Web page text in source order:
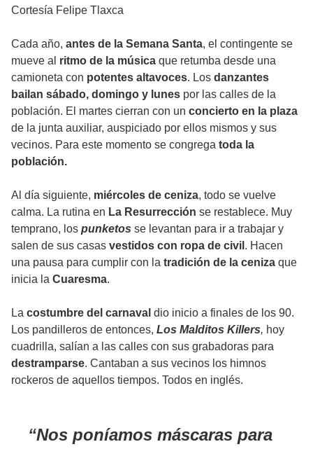
Cortesía Felipe Tlaxca
Cada año, antes de la Semana Santa, el contingente se
mueve al ritmo de la música que retumba desde una
camioneta con potentes altavoces. Los danzantes
bailan sábado, domingo y lunes por las calles de la
población. El martes cierran con un concierto en la plaza
de la junta auxiliar, auspiciado por ellos mismos y sus
vecinos. Para este momento se congrega toda la
población.
Al día siguiente, miércoles de ceniza, todo se vuelve
calma. La rutina en La Resurrección se restablece. Muy
temprano, los punketos se levantan para ir a trabajar y
salen de sus casas vestidos con ropa de civil . Hacen
una pausa para cumplir con la tradición de la ceniza que
inicia la Cuaresma.
La costumbre del carnaval dio inicio a finales de los 90.
Los pandilleros de entonces, Los Malditos Killers, hoy
cuadrilla, salían a las calles con sus grabadoras para
destramparse. Cantaban a sus vecinos los himnos
rockeros de aquellos tiempos. Todos en inglés.
Nos poníamos máscaras para